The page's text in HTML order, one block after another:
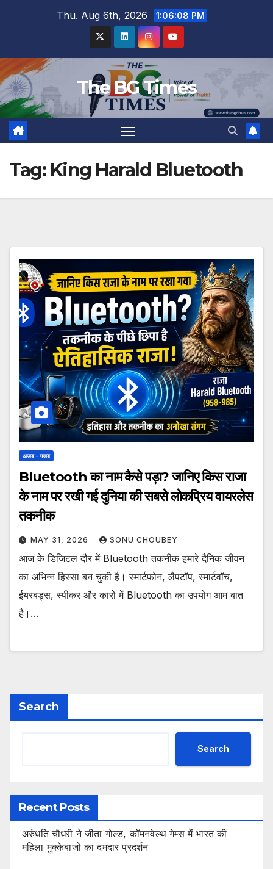
Thu. Aug 6th, 2026 1:06:09 PM
The BG Times
Tag: King Harald Bluetooth
अजब - गजब
Bluetooth का नाम कैसे पड़ा? जानिए किस राजा
के नाम पर रखी गई दुनिया की सबसे लोकप्रिय वायरलेस
तकनीक
MAY 31, 2026 SONU CHOUBEY
आज के डिजिटल दौर में Bluetooth तकनीक हमारे दैनिक जीवन
का अभिन्न हिस्सा बन चुकी है। स्मार्टफोन, लैपटॉप, स्मार्टवॉच,
ईयरबड्स, स्पीकर और कारों में Bluetooth का उपयोग आम बात
है।…
Search
Search
Recent Posts
अरुंधति चौधरी ने जीता गोल्ड, कॉमनवेल्थ गेम्स में भारत की
महिला मुक्केबाजों का दमदार प्रदर्शन